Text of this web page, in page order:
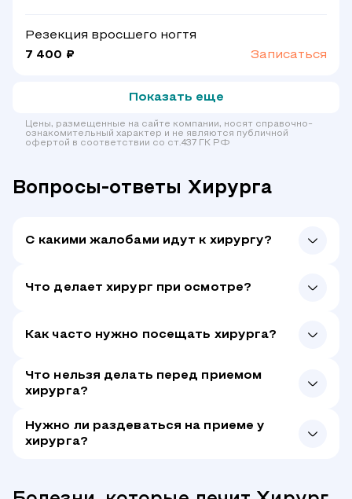
Резекция вросшего ногтя
7 400 ₽
Записаться
Показать еще
Цены, размещенные на сайте компании, носят справочно-
ознакомительный характер и не являются публичной
офертой в соответствии со ст.437 ГК РФ
Вопросы-ответы Хирурга
С какими жалобами идут к хирургу?
Что делает хирург при осмотре?
Как часто нужно посещать хирурга?
Что нельзя делать перед приемом
хирурга?
Нужно ли раздеваться на приеме у
хирурга?